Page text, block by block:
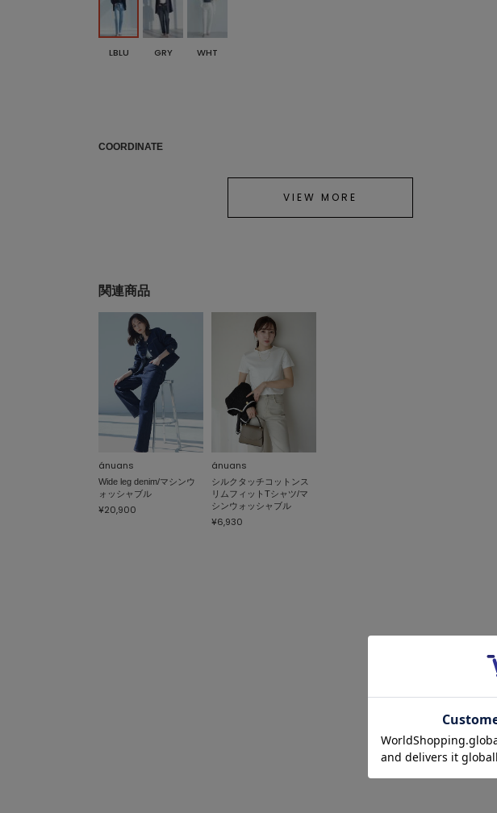
LBLU GRY WHT
COORDINATE
VIEW MORE
関連商品
ánuans
Wide leg denim/マシンウ
ォッシャブル
¥20,900
ánuans
シルクタッチコットンス
リムフィットTシャツ/マ
シンウォッシャブル
¥6,930